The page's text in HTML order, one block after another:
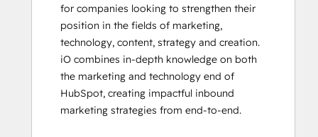
HubSpot Architecture II: Content and
Messaging Tools
HubSpot CMS for Developers II
HubSpot Content Hub Software
HubSpot Email Marketing Software
Certification
HubSpot Implementation for Partners
for companies looking to strengthen their
position in the fields of marketing,
technology, content, strategy and creation.
iO combines in-depth knowledge on both
the marketing and technology end of
HubSpot, creating impactful inbound
marketing strategies from end-to-end.